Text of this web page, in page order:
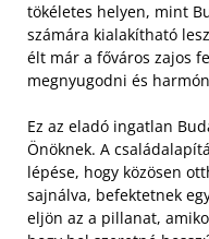
tökéletes helyen, mint
számára kialakítható
élt már a főváros zajos
megnyugodni és
Ez az eladó ingatlan
Önöknek. A
lépése, hogy közösen
sajnálva, befektetnek
eljön az a pillanat,